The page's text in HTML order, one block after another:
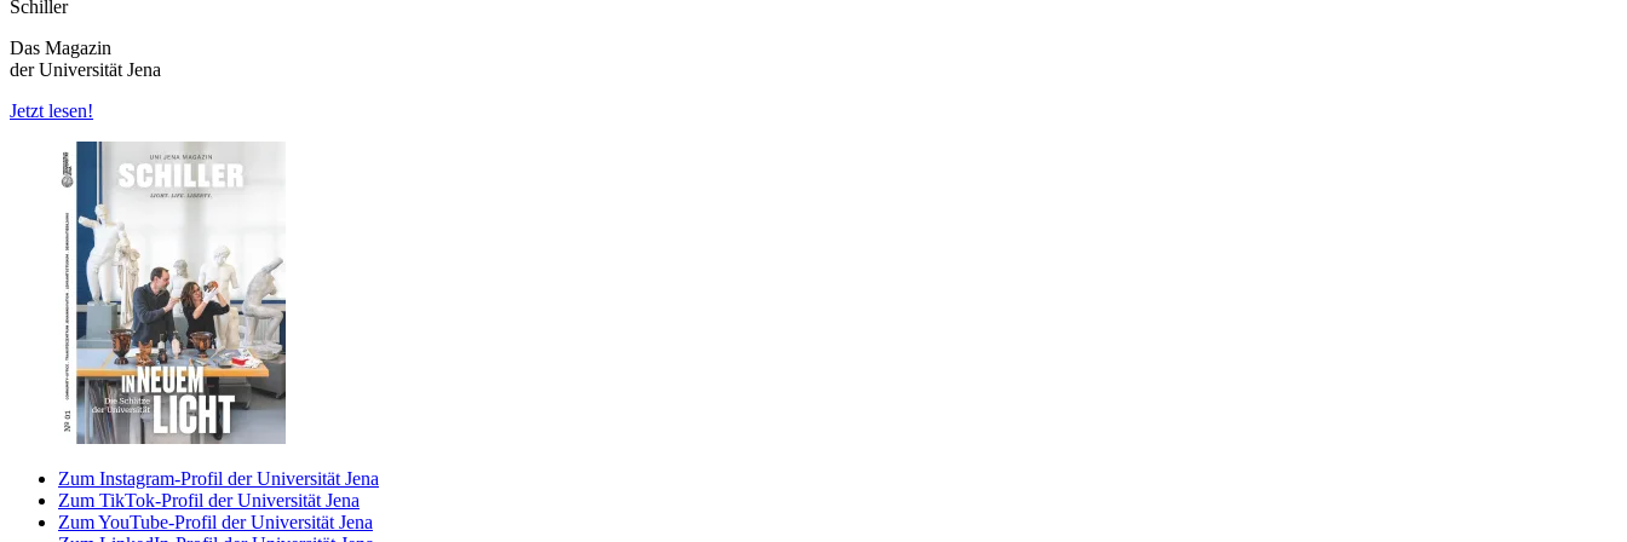
Schiller
Das Magazin
der Universität Jena
Jetzt lesen!
Zum Instagram-Profil der Universität Jena
Zum TikTok-Profil der Universität Jena
Zum YouTube-Profil der Universität Jena